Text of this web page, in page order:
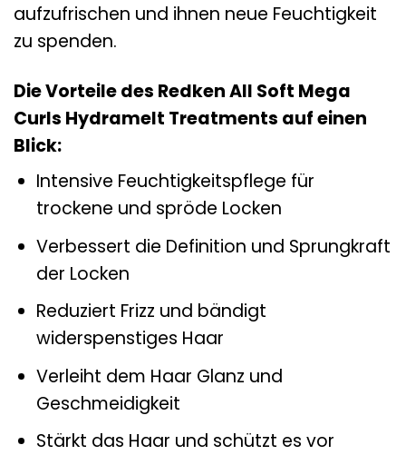
aufzufrischen und ihnen neue Feuchtigkeit
zu spenden.
Die Vorteile des Redken All Soft Mega
Curls Hydramelt Treatments auf einen
Blick:
Intensive Feuchtigkeitspflege für
trockene und spröde Locken
Verbessert die Definition und Sprungkraft
der Locken
Reduziert Frizz und bändigt
widerspenstiges Haar
Verleiht dem Haar Glanz und
Geschmeidigkeit
Stärkt das Haar und schützt es vor